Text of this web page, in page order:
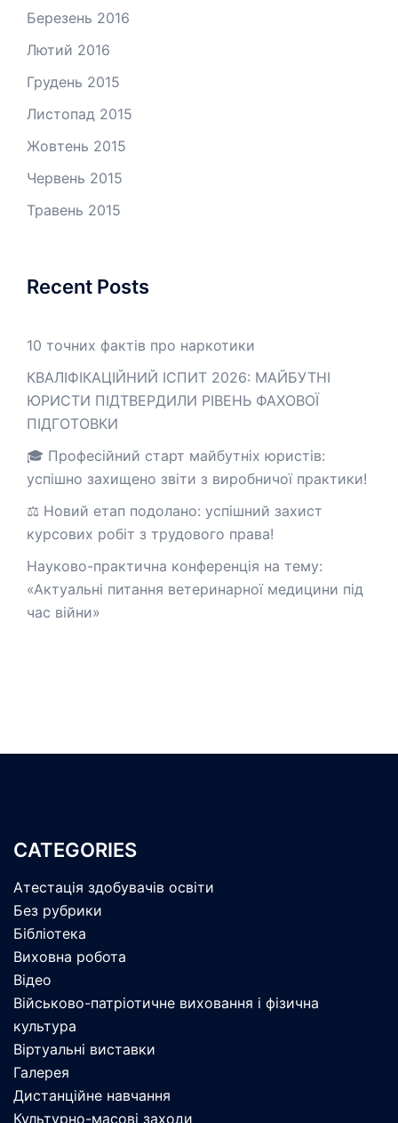
Березень 2016
Лютий 2016
Грудень 2015
Листопад 2015
Жовтень 2015
Червень 2015
Травень 2015
Recent Posts
10 точних фактів про наркотики
КВАЛІФІКАЦІЙНИЙ ІСПИТ 2026: МАЙБУТНІ
ЮРИСТИ ПІДТВЕРДИЛИ РІВЕНЬ ФАХОВОЇ
ПІДГОТОВКИ
🎓 Професійний старт майбутніх юристів:
успішно захищено звіти з виробничої практики!
⚖️ Новий етап подолано: успішний захист
курсових робіт з трудового права!
Науково-практична конференція на тему:
«Актуальні питання ветеринарної медицини під
час війни»
CATEGORIES
Атестація здобувачів освіти
Без рубрики
Бібліотека
Виховна робота
Відео
Військово-патріотичне виховання і фізична
культура
Віртуальні виставки
Галерея
Дистанційне навчання
Культурно-масові заходи